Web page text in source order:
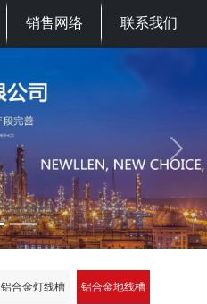
销售网络 联系我们
Next
铝合金灯线槽 铝合金地线槽